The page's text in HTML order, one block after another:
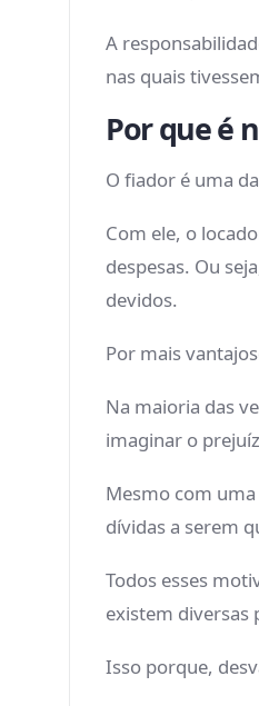
A
nas quais
Por que é
O fiador é uma
Com ele, o
despesas. Ou
devidos.
Por mais
Na maioria das
imaginar o
Mesmo com
dívidas a serem
Todos esses
existem diversas
Isso porque,